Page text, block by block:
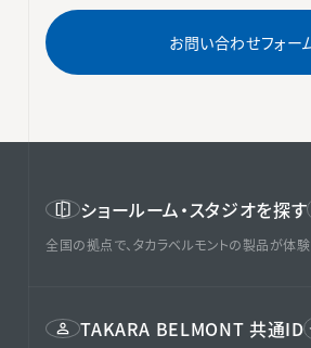
お問い合わせフォー
ショールーム・スタジオを探す
全国の拠点で、タカラベルモントの製品が体験
TAKARA BELMONT 共通ID